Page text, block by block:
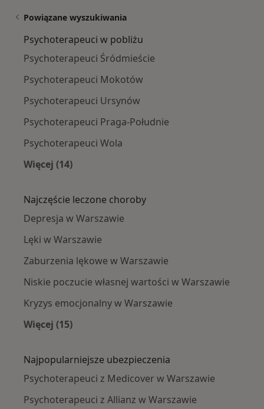
Powiązane wyszukiwania
Psychoterapeuci w pobliżu
Psychoterapeuci Śródmieście
Psychoterapeuci Mokotów
Psychoterapeuci Ursynów
Psychoterapeuci Praga-Południe
Psychoterapeuci Wola
Więcej (14)
Najczęście leczone choroby
Depresja w Warszawie
Lęki w Warszawie
Zaburzenia lękowe w Warszawie
Niskie poczucie własnej wartości w Warszawie
Kryzys emocjonalny w Warszawie
Więcej (15)
Najpopularniejsze ubezpieczenia
Psychoterapeuci z Medicover w Warszawie
Psychoterapeuci z Allianz w Warszawie